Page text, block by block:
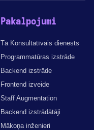
Pakalpojumi
Tā Konsultatīvais dienests
Programmatūras izstrāde
Backend izstrāde
Frontend izveide
Staff Augmentation
Backend izstrādātāji
Mākoņa inženieri